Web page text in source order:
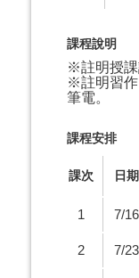
課程說明
※註明授課
※註明習作
筆電。
課程安排
課次 日期
1 7/16
2 7/23